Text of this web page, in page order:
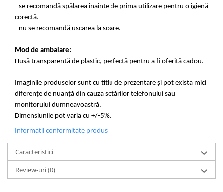
- se recomandă spălarea înainte de prima utilizare pentru o igienă
corectă.
- nu se recomandă uscarea la soare.
Mod de ambalare:
Husă transparentă de plastic, perfectă pentru a fi oferită cadou.
Imaginile produselor sunt cu titlu de prezentare și pot exista mici
diferențe de nuanță din cauza setărilor telefonului sau
monitorului dumneavoastră.
Dimensiunile pot varia cu +/-5%.
Informatii conformitate produs
Caracteristici
Review-uri(0)